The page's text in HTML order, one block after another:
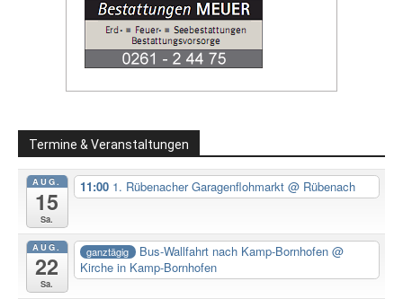
Termine & Veranstaltungen
AUG.
15
Sa.
11:00 1. Rübenacher Garagenflohmarkt @ Rübenach
AUG.
22
Sa.
ganztägig Bus-Wallfahrt nach Kamp-Bornhofen@
Kirche in Kamp-Bornhofen